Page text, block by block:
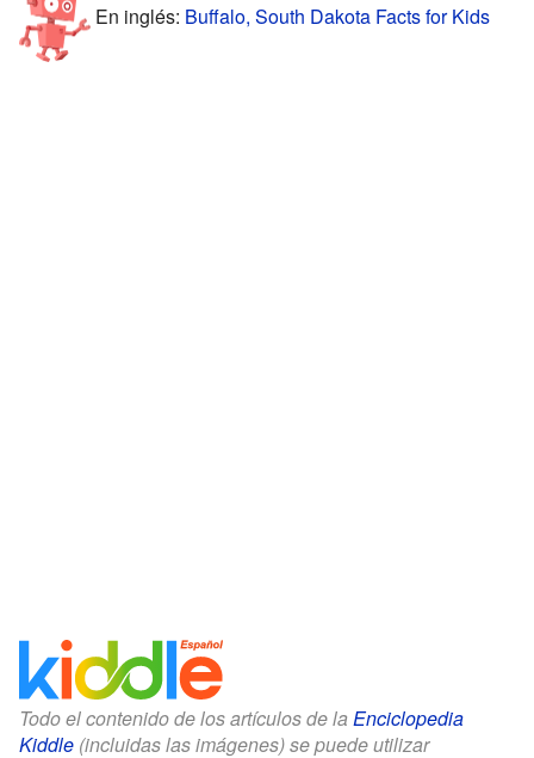
En inglés: Buffalo, South Dakota Facts for Kids
Todo el contenido de los artículos de la Enciclopedia
Kiddle (incluidas las imágenes) se puede utilizar